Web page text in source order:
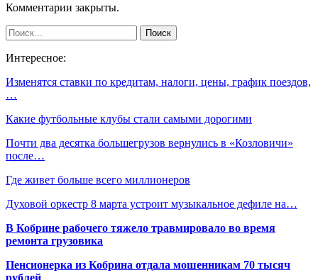
Комментарии закрыты.
Интересное:
Изменятся ставки по кредитам, налоги, цены, график поездов,
…
Какие футбольные клубы стали самыми дорогими
Почти два десятка большегрузов вернулись в «Козловичи»
после…
Где живет больше всего миллионеров
Духовой оркестр 8 марта устроит музыкальное дефиле на…
В Кобрине рабочего тяжело травмировало во время
ремонта грузовика
Пенсионерка из Кобрина отдала мошенникам 70 тысяч
рублей